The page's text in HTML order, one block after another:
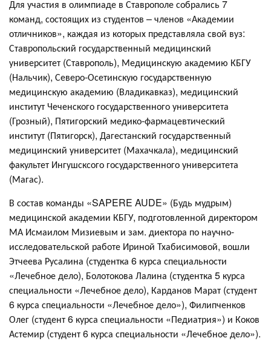
Для участия в олимпиаде в Ставрополе собрались 7
команд, состоящих из студентов – членов «Академии
отличников», каждая из которых представляла свой вуз:
Ставропольский государственный медицинский
университет (Ставрополь), Медицинскую академию КБГУ
(Нальчик), Северо-Осетинскую государственную
медицинскую академию (Владикавказ), медицинский
институт Чеченского государственного университета
(Грозный), Пятигорский медико-фармацевтический
институт (Пятигорск), Дагестанский государственный
медицинский университет (Махачкала), медицинский
факультет Ингушсксого государственного университета
(Магас).
В состав команды «SAPERE AUDE» (Будь мудрым)
медицинской академии КБГУ, подготовленной директором
МА Исмаилом Мизиевым и зам. диектора по научно-
исследовательской работе Ириной Тхабисимовой, вошли
Этчеева Русалина (студентка 6 курса специальности
«Лечебное дело), Болотокова Лалина (студентка 5 курса
специальности «Лечебное дело), Карданов Марат (студент
6 курса специальности «Лечебное дело»), Филипченков
Олег (студент 6 курса специальности «Педиатрия») и Коков
Астемир (студент 6 курса специальности «Лечебное дело»).